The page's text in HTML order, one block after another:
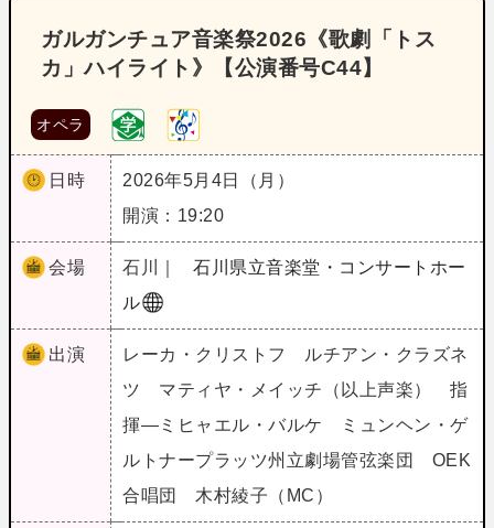
ガルガンチュア音楽祭2026《歌劇「トス
カ」ハイライト》【公演番号C44】
オペラ
日時
2026年5月4日（月）
開演：19:20
会場 石川｜
石川県立音楽堂・コンサートホー
ル
出演
レーカ・クリストフ ルチアン・クラズネ
ツ マティヤ・メイッチ（以上声楽） 指
揮―ミヒャエル・バルケ ミュンヘン・ゲ
ルトナープラッツ州立劇場管弦楽団 OEK
合唱団 木村綾子（MC）